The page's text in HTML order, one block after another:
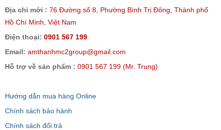
Địa chỉ mới : 76 Đường số 8, Phường Bình Trị Đông, Thành phố
Hồ Chí Minh, Việt Nam
Điện thoại: 0901 567 199
Email: amthanhmc2group@gmail.com
Hỗ trợ về sản phẩm : 0901 567 199 (Mr. Trung)
Hướng dẫn mua hàng Online
Chính sách bảo hành
Chính sách đổi trả